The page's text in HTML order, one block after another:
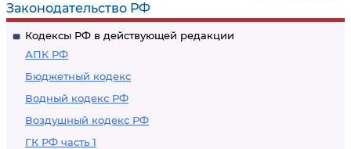
Законодательство РФ
Кодексы РФ в действующей редакции
АПК РФ
Бюджетный кодекс
Водный кодекс РФ
Воздушный кодекс РФ
ГК РФ часть 1